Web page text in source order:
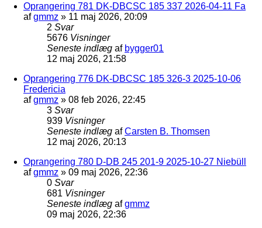
Oprangering 781 DK-DBCSC 185 337 2026-04-11 Fa
afgmmz » 11 maj 2026, 20:09
2 Svar
5676 Visninger
Seneste indlæg af bygger01
12 maj 2026, 21:58
Oprangering 776 DK-DBCSC 185 326-3 2025-10-06
Fredericia
afgmmz » 08 feb 2026, 22:45
3 Svar
939 Visninger
Seneste indlæg afCarsten B. Thomsen
12 maj 2026, 20:13
Oprangering 780 D-DB 245 201-9 2025-10-27 Niebüll
afgmmz » 09 maj 2026, 22:36
0 Svar
681 Visninger
Seneste indlæg afgmmz
09 maj 2026, 22:36